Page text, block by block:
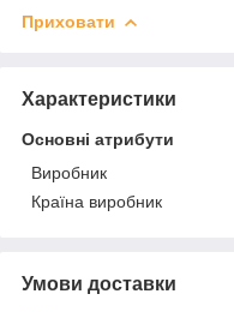
Приховати
Характеристики
Основні атрибути
Виробник
Країна виробник
Умови доставки